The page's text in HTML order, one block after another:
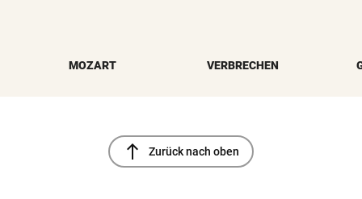
MOZART VERBRECHEN
north Zurück nach oben